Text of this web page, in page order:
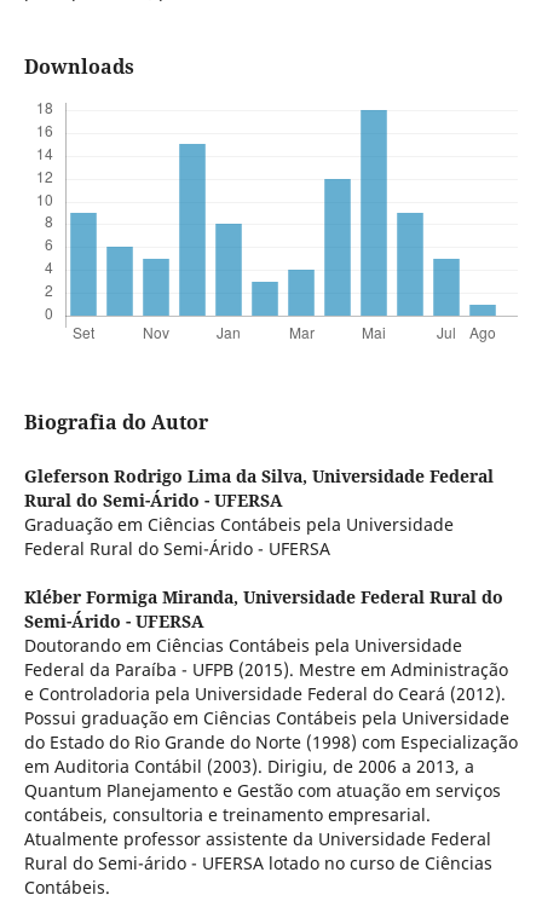
Downloads
Biografia do Autor
Gleferson Rodrigo Lima da Silva, Universidade Federal
Rural do Semi-Árido - UFERSA
Graduação em Ciências Contábeis pela Universidade
Federal Rural do Semi-Árido - UFERSA
Kléber Formiga Miranda, Universidade Federal Rural do
Semi-Árido - UFERSA
Doutorando em Ciências Contábeis pela Universidade
Federal da Paraíba - UFPB (2015). Mestre em Administração
e Controladoria pela Universidade Federal do Ceará (2012).
Possui graduação em Ciências Contábeis pela Universidade
do Estado do Rio Grande do Norte (1998) com Especialização
em Auditoria Contábil (2003). Dirigiu, de 2006 a 2013, a
Quantum Planejamento e Gestão com atuação em serviços
contábeis, consultoria e treinamento empresarial.
Atualmente professor assistente da Universidade Federal
Rural do Semi-árido - UFERSA lotado no curso de Ciências
Contábeis.